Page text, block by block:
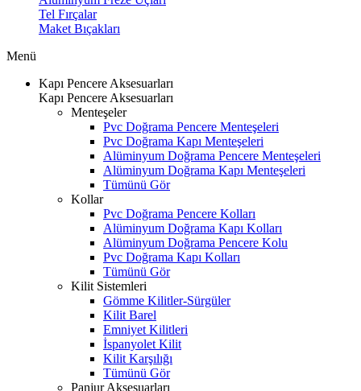
Tel Fırçalar
Maket Bıçakları
Menü
Kapı Pencere Aksesuarları
Kapı Pencere Aksesuarları
Menteşeler
Pvc Doğrama Pencere Menteşeleri
Pvc Doğrama Kapı Menteşeleri
Alüminyum Doğrama Pencere Menteşeleri
Alüminyum Doğrama Kapı Menteşeleri
Tümünü Gör
Kollar
Pvc Doğrama Pencere Kolları
Alüminyum Doğrama Kapı Kolları
Alüminyum Doğrama Pencere Kolu
Pvc Doğrama Kapı Kolları
Tümünü Gör
Kilit Sistemleri
Gömme Kilitler-Sürgüler
Kilit Barel
Emniyet Kilitleri
İspanyolet Kilit
Kilit Karşılığı
Tümünü Gör
Panjur Aksesuarları